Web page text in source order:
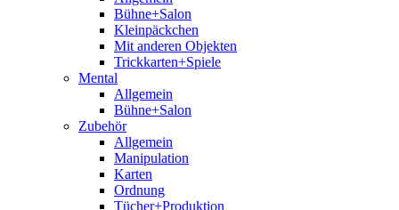
Bühne+Salon
Kleinpäckchen
Mit anderen Objekten
Trickkarten+Spiele
Mental
Allgemein
Bühne+Salon
Zubehör
Allgemein
Manipulation
Karten
Ordnung
Tücher+Produktion